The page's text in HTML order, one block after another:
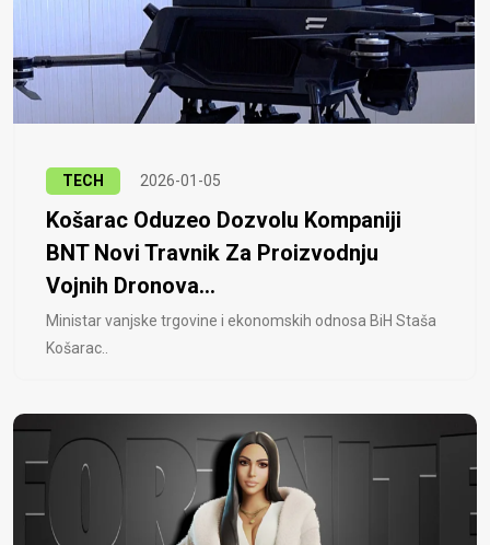
TECH 2026-01-05
Košarac Oduzeo Dozvolu Kompaniji
BNT Novi Travnik Za Proizvodnju
Vojnih Dronova...
Ministar vanjske trgovine i ekonomskih odnosa BiH Staša
Košarac..